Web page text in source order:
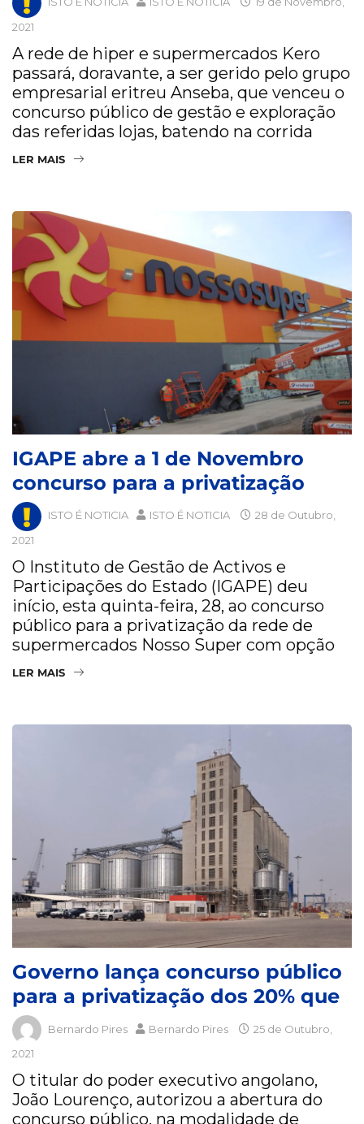
2021
A rede de hiper e supermercados Kero
passará, doravante, a ser gerido pelo grupo
empresarial eritreu Anseba, que venceu o
concurso público de gestão e exploração
das referidas lojas, batendo na corrida
LER MAIS
IGAPE abre a 1 de Novembro
concurso para a privatização
ISTO É NOTICIA ISTO É NOTICIA
28 de Outubro,
2021
O Instituto de Gestão de Activos e
Participações do Estado (IGAPE) deu
início, esta quinta-feira, 28, ao concurso
público para a privatização da rede de
supermercados Nosso Super com opção
LER MAIS
Governo lança concurso público
para a privatização dos 20% que
Bernardo Pires Bernardo Pires
25 de Outubro,
2021
O titular do poder executivo angolano,
João Lourenço, autorizou a abertura do
concurso público, na modalidade de